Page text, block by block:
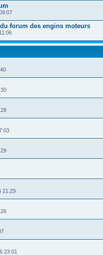
forum des engins moteurs
21:29
23:01